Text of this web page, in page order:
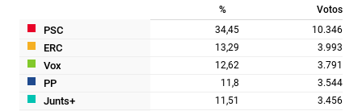
% Votos
PSC 34,45 10.346
ERC 13,29 3.993
Vox 12,62 3.791
PP 11,8 3.544
Junts+ 11,51 3.456